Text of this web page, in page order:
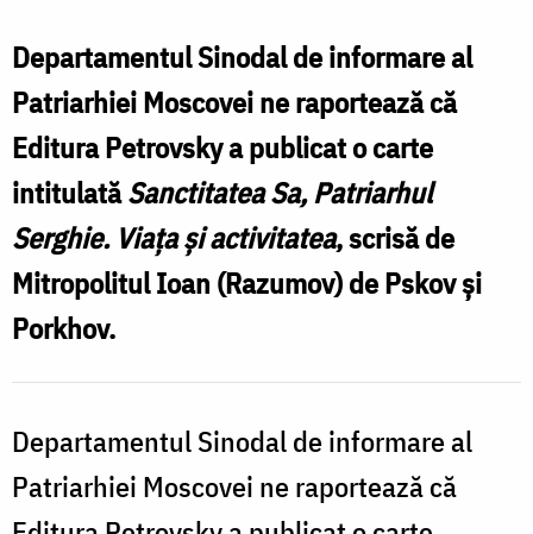
o
carte
despre
Patriarhul
Serghie
al
Moscovei
Departamentul Sinodal de informare al
Patriarhiei Moscovei ne raportează că
Editura Petrovsky a publicat o carte
intitulatăSanctitatea Sa, Patriarhul
Serghie. Viața și activitatea, scrisă de
Mitropolitul Ioan (Razumov) de Pskov și
Porkhov.
Departamentul Sinodal de informare al
Patriarhiei Moscovei ne raportează că